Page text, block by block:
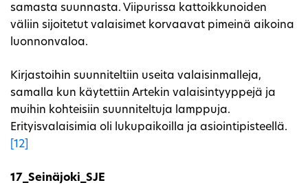
samasta suunnasta. Viipurissa kattoikkunoiden
väliin sijoitetut valaisimet korvaavat pimeinä aikoina
luonnonvaloa.
Kirjastoihin suunniteltiin useita valaisinmalleja,
samalla kun käytettiin Artekin valaisintyyppejä ja
muihin kohteisiin suunniteltuja lamppuja.
Erityisvalaisimia oli lukupaikoilla ja asiointipisteellä.
[12]
17_Seinäjoki_SJE